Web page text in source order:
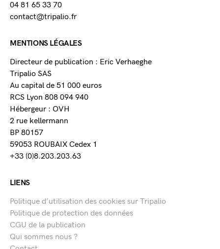
04 81 65 33 70
contact@tripalio.fr
MENTIONS LÉGALES
Directeur de publication : Eric Verhaeghe
Tripalio SAS
Au capital de 51 000 euros
RCS Lyon 808 094 940
Hébergeur : OVH
2 rue kellermann
BP 80157
59053 ROUBAIX Cedex 1
+33 (0)8.203.203.63
LIENS
Politique d’utilisation des cookies sur Tripalio
Politique de protection des données
CGU de la publication
Qui sommes nous ?